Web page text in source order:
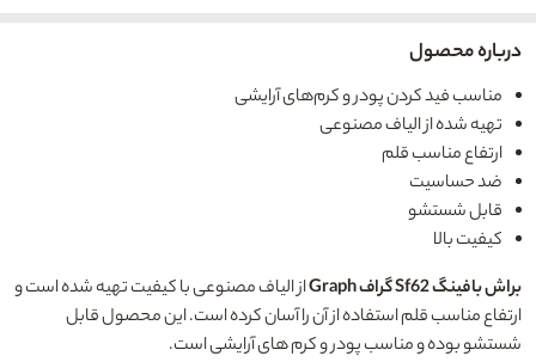
درباره محصول
مناسب فید کردن پودر و کرم‌های آرایشی
تهیه شده از الیاف مصنوعی
ارتفاع مناسب قلم‌
ضد حساسیت
قابل شستشو
کیفیت بالا
براش بافینگ Sf62 گراف Graph
از الیاف مصنوعی با کیفیت تهیه شده است و
ارتفاع مناسب قلم استفاده از آن را آسان کرده است. این محصول قابل
شستشو بوده و مناسب پودر و کرم های آرایشی است.